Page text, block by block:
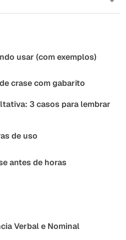
usar (com exemplos)
crase com gabarito
3 casos para lembrar
de uso
antes de horas
Verbal e Nominal